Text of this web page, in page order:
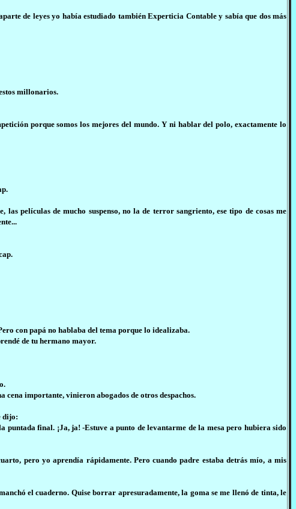
de leyes yo había estudiado también Experticia Contable y sabía que dos más
millonarios.
porque somos los mejores del mundo. Y ni hablar del polo, exactamente lo
películas de mucho suspenso, no la de terror sangriento, ese tipo de cosas me
con papá no hablaba del tema porque lo idealizaba.
de tu hermano mayor.
cena importante, vinieron abogados de otros despachos.
dijo:
final. ¡Ja, ja! -Estuve a punto de levantarme de la mesa pero hubiera sido
pero yo aprendía rápidamente. Pero cuando padre estaba detrás mío, a mis
el cuaderno. Quise borrar apresuradamente, la goma se me llenó de tinta, le